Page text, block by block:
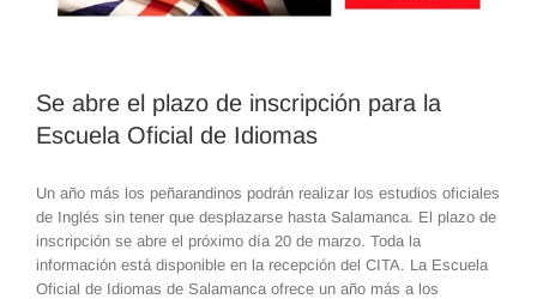
Se abre el plazo de inscripción para la
Escuela Oficial de Idiomas
Un año más los peñarandinos podrán realizar los estudios oficiales
de Inglés sin tener que desplazarse hasta Salamanca. El plazo de
inscripción se abre el próximo día 20 de marzo. Toda la
información está disponible en la recepción del CITA. La Escuela
Oficial de Idiomas de Salamanca ofrece un año más a los